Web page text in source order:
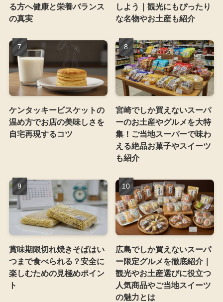
る方へ健康と栄養バランス
の真実
しよう｜観光にもぴったり
な名物やお土産も紹介
ケンタッキービスケットの
温め方でお店の美味しさを
自宅再現するコツ
宮崎でしか買えないスーパ
ーのお土産やグルメを大特
集！ご当地スーパーで味わ
える絶品お菓子やスイーツ
も紹介
賞味期限切れ焼きそばはい
つまで食べられる？安全に
楽しむための見極めポイン
ト
広島でしか買えないスーパ
ー限定グルメを徹底紹介｜
観光やお土産選びに役立つ
人気商品やご当地スイーツ
の魅力とは